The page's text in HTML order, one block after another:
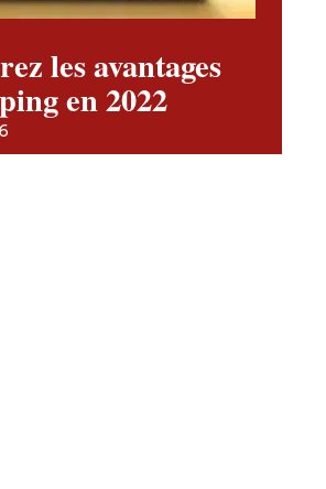
les avantages
en 2022